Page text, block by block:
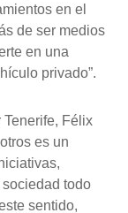
en el
de ser medios
en una
privado”.
Tenerife, Félix
es un
todo
sentido,